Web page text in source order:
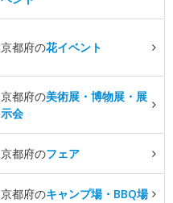
京都府の花イベント
京都府の美術展・博物展・展
示会
京都府のフェア
京都府のキャンプ場・BBQ場